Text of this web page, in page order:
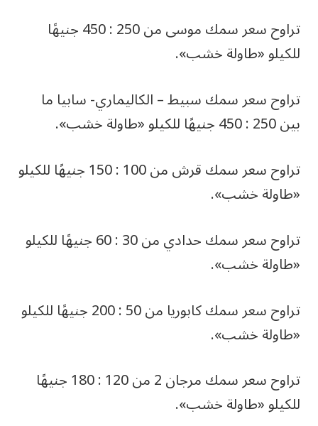
تراوح سعر سمك موسى من 250 : 450 جنيهًا
للكيلو «طاولة خشب».
تراوح سعر سمك سبيط – الكاليماري- سابيا ما
بين 250 : 450 جنيهًا للكيلو «طاولة خشب».
تراوح سعر سمك قرش من 100 : 150 جنيهًا للكيلو
«طاولة خشب».
تراوح سعر سمك حدادي من 30 : 60 جنيهًا للكيلو
«طاولة خشب».
تراوح سعر سمك كابوريا من 50 : 200 جنيهًا للكيلو
«طاولة خشب».
تراوح سعر سمك مرجان 2 من 120 : 180 جنيهًا
للكيلو «طاولة خشب».